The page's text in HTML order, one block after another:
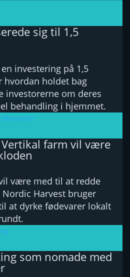
sig til 1,5
investering på 1,5
hvordan holdet bag
investorerne om deres
behandling i hjemmet.
farm vil være
være med til at redde
Harvest bruger
at dyrke fødevarer lokalt
som nomade med